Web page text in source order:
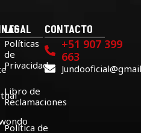
LEGAL
Políticas
de
Privacidad
Libro de
Reclamaciones
Política de
CONTACTO
+51 907 399
663